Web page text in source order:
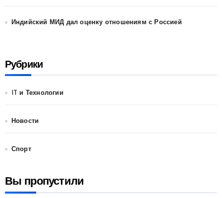
Индийский МИД дал оценку отношениям с Россией
Рубрики
IT и Технологии
Новости
Спорт
Вы пропустили